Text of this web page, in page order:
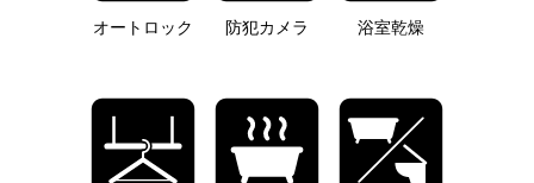
オートロック 防犯カメラ 浴室乾燥